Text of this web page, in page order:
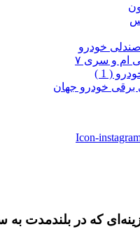
خودرو
ام و سری ۷
( 1 )
Icon-
که در بلندمدت به